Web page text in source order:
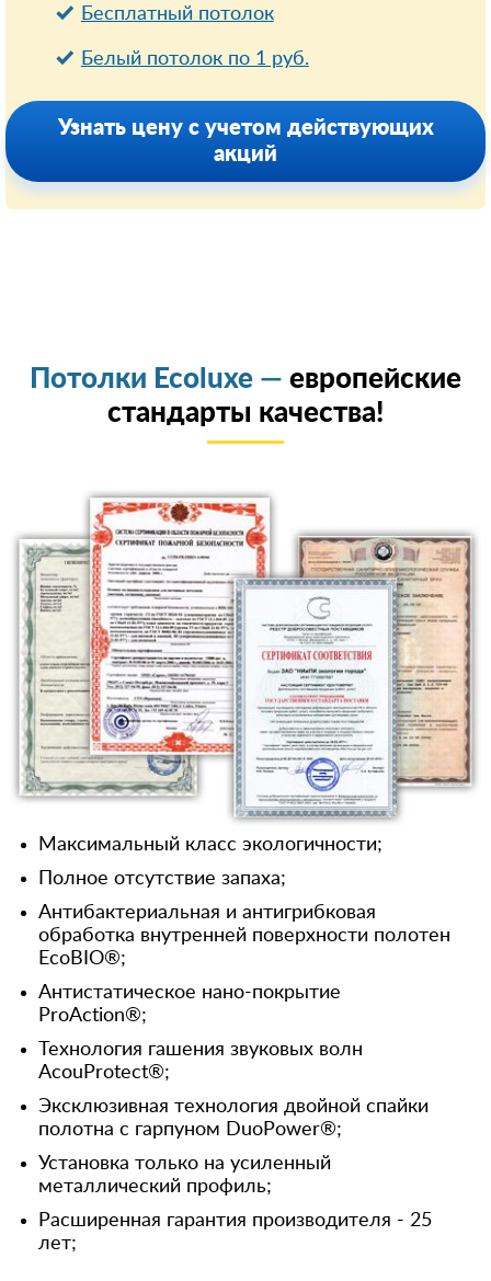
Бесплатный потолок
Белый потолок по 1 руб.
Узнать цену с учетом действующих
акций
Потолки Ecoluxe — европейские
стандарты качества!
Максимальный класс экологичности;
Полное отсутствие запаха;
Антибактериальная и антигрибковая
обработка внутренней поверхности полотен
EcoBIO®;
Антистатическое нано-покрытие
ProAction®;
Технология гашения звуковых волн
AcouProtect®;
Эксклюзивная технология двойной спайки
полотна с гарпуном DuoPower®;
Установка только на усиленный
металлический профиль;
Расширенная гарантия производителя - 25
лет;